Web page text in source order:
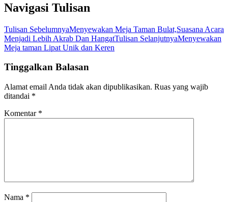
Navigasi Tulisan
Tulisan SebelumnyaMenyewakan Meja Taman Bulat,Suasana Acara
Menjadi Lebih Akrab Dan HangatTulisan SelanjutnyaMenyewakan
Meja taman Lipat Unik dan Keren
Tinggalkan Balasan
Alamat email Anda tidak akan dipublikasikan. Ruas yang wajib
ditandai *
Komentar *
Nama *